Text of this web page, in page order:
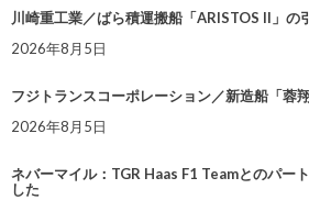
川崎重工業／ばら積運搬船「ARISTOS II」の
2026年8月5日
フジトランスコーポレーション／新造船「蓉
2026年8月5日
ネバーマイル：TGR Haas F1 Teamとのパー
した